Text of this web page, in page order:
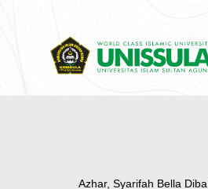
Azhar, Syarifah Bella Diba